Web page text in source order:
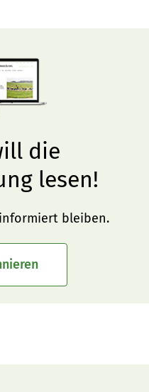
die
lesen!
bleiben.